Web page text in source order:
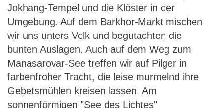
Jokhang-Tempel und die Klöster in der
Umgebung. Auf dem Barkhor-Markt mischen
wir uns unters Volk und begutachten die
bunten Auslagen. Auch auf dem Weg zum
Manasarovar-See treffen wir auf Pilger in
farbenfroher Tracht, die leise murmelnd ihre
Gebetsmühlen kreisen lassen. Am
sonnenförmigen "See des Lichtes"